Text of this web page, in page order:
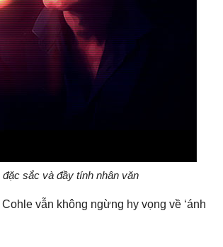
sắc và đầy tính nhân văn
vẫn không ngừng hy vọng về ‘ánh